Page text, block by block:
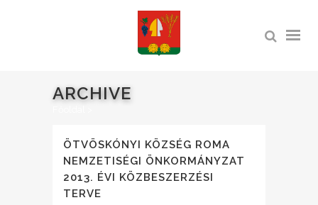
ARCHIVE
ÖTVÖSKÓNYI KÖZSÉG ROMA
NEMZETISÉGI ÖNKORMÁNYZAT
2013. ÉVI KÖZBESZERZÉSI
TERVE